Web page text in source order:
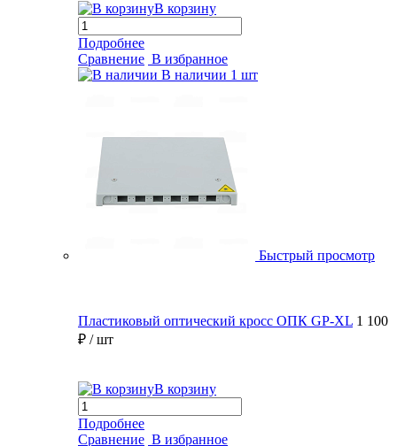
В корзину
Подробнее
Сравнение В избранное
В наличии 1 шт
Быстрый просмотр
Пластиковый оптический кросс ОПК GP-XL 1 100
₽ / шт
В корзину
Подробнее
Сравнение В избранное